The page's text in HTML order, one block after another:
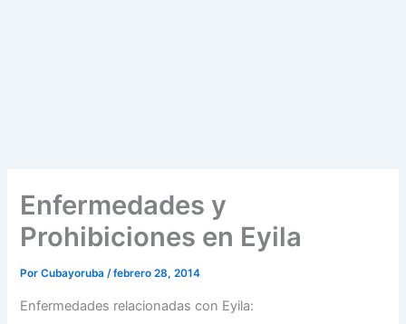
Enfermedades y
Prohibiciones en Eyila
PorCubayoruba/febrero 28, 2014
Enfermedades relacionadas con Eyila: